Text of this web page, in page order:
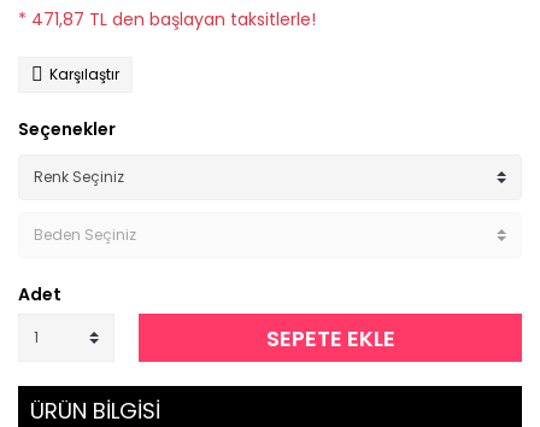
* 471,87 TL den başlayan taksitlerle!
Karşılaştır
Seçenekler
Adet
SEPETE EKLE
ÜRÜN BİLGİSİ